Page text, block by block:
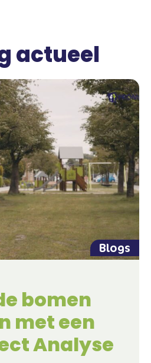
actueel
Blogs
bomen
met een
Analyse